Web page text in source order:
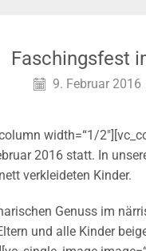
Faschingsfest
9. Februar 2016
width=“1/
2016 statt. In
verkleideten Kinder.
Genuss im
und alle Kinder